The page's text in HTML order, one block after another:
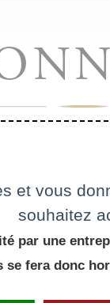
et vous
souhaitez
par une
se fera donc